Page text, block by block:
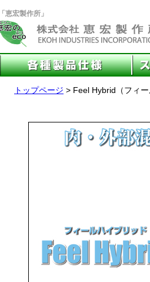
宏製作所」
トップページ > Feel Hybrid（フィー